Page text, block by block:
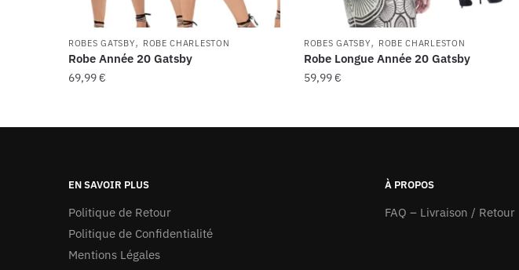
ROBES GATSBY, ROBE CHARLESTON
Robe Année 20 Gatsby
69,99€
produit
variations.
options
peuvent
être
ROBES GATSBY, ROBE CHARLESTON
Robe Longue Année 20 Gatsby
59,99€
produit
EN SAVOIR PLUS
Politique de Retour
Politique de Confidentialité
Mentions Légales
À PROPOS
FAQ – Livraison / Retour